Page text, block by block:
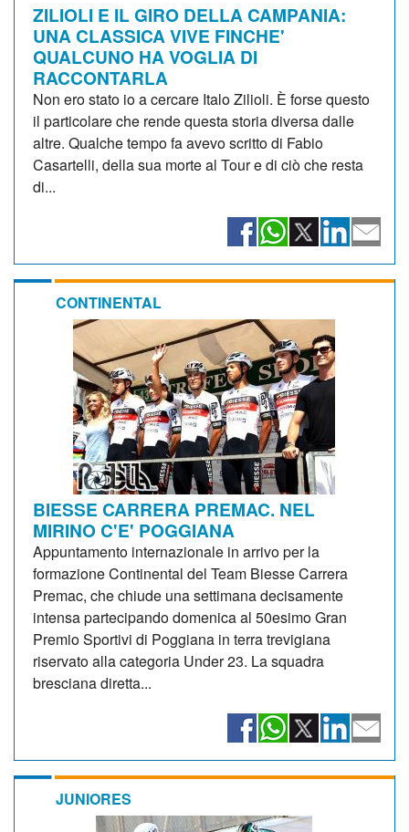
ZILIOLI E IL GIRO DELLA CAMPANIA:
UNA CLASSICA VIVE FINCHE'
QUALCUNO HA VOGLIA DI
RACCONTARLA
Non ero stato io a cercare Italo Zilioli. È forse questo
il particolare che rende questa storia diversa dalle
altre. Qualche tempo fa avevo scritto di Fabio
Casartelli, della sua morte al Tour e di ciò che resta
di...
CONTINENTAL
BIESSE CARRERA PREMAC. NEL
MIRINO C'E' POGGIANA
Appuntamento internazionale in arrivo per la
formazione Continental del Team Biesse Carrera
Premac, che chiude una settimana decisamente
intensa partecipando domenica al 50esimo Gran
Premio Sportivi di Poggiana in terra trevigiana
riservato alla categoria Under 23. La squadra
bresciana diretta...
JUNIORES